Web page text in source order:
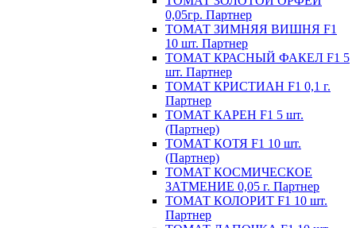
0,05гр. Партнер
ТОМАТ ЗИМНЯЯ ВИШНЯ F1
10 шт. Партнер
ТОМАТ КРАСНЫЙ ФАКЕЛ F1 5
шт. Партнер
ТОМАТ КРИСТИАН F1 0,1 г.
Партнер
ТОМАТ КАРЕН F1 5 шт.
(Партнер)
ТОМАТ КОТЯ F1 10 шт.
(Партнер)
ТОМАТ КОСМИЧЕСКОЕ
ЗАТМЕНИЕ 0,05 г. Партнер
ТОМАТ КОЛОРИТ F1 10 шт.
Партнер